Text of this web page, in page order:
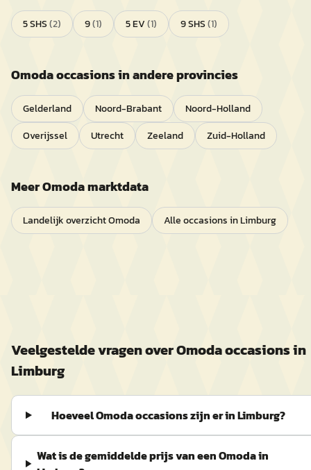
5 SHS(2) 9(1) 5 EV(1) 9 SHS(1)
Omodaoccasions in andere provincies
Gelderland Noord-Brabant
Noord-Holland
Overijssel
Utrecht Zeeland Zuid-Holland
MeerOmodamarktdata
Landelijk overzichtOmoda Alle occasions inLimburg
Veelgestelde vragen overOmodaoccasions in
Limburg
Hoeveel Omoda occasions zijn er in Limburg?
Wat is de gemiddelde prijs van een Omoda in